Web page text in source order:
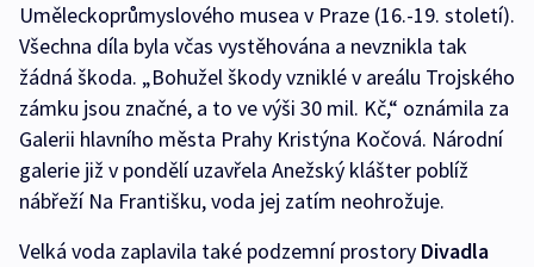
Uměleckoprůmyslového musea v Praze (16.-19. století).
Všechna díla byla včas vystěhována a nevznikla tak
žádná škoda. „Bohužel škody vzniklé v areálu Trojského
zámku jsou značné, a to ve výši 30 mil. Kč,“ oznámila za
Galerii hlavního města Prahy Kristýna Kočová. Národní
galerie již v pondělí uzavřela Anežský klášter poblíž
nábřeží Na Františku, voda jej zatím neohrožuje.
Velká voda zaplavila také podzemní prostory Divadla